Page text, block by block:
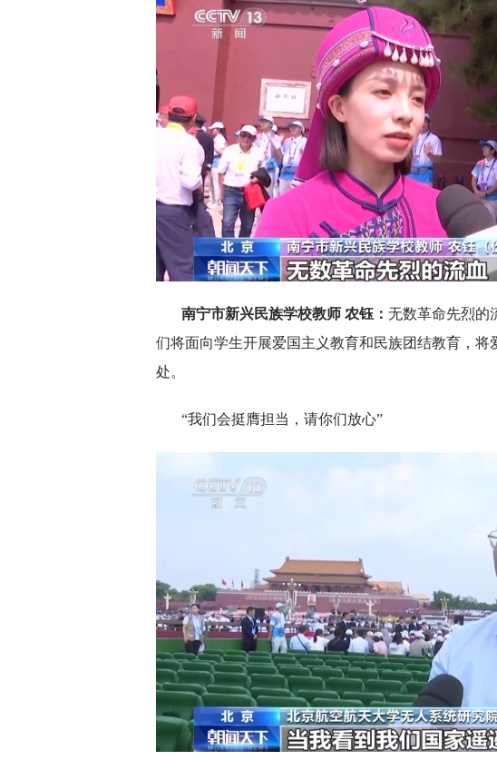
南宁市新兴民族学校教师 农钰： 无数革命先烈的
们将面向学生开展爱国主义教育和民族团结教育，
处。
“我们会挺膺担当，请你们放心”